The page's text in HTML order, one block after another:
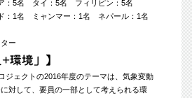
：5名 タイ：5名 フィリピン：5名
：1名 ミャンマー：1名 ネパール：1名
ー
環境」】
ジェクトの2016年度のテーマは、気象変動
対して、要員の一部として考えられる環